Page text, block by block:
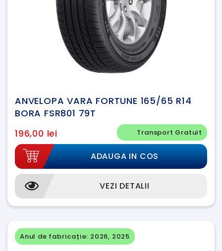
ANVELOPA VARA FORTUNE 165/65 R14
BORA FSR801 79T
Transport Gratuit
196,00 lei
ADAUGA IN COS
VEZI DETALII